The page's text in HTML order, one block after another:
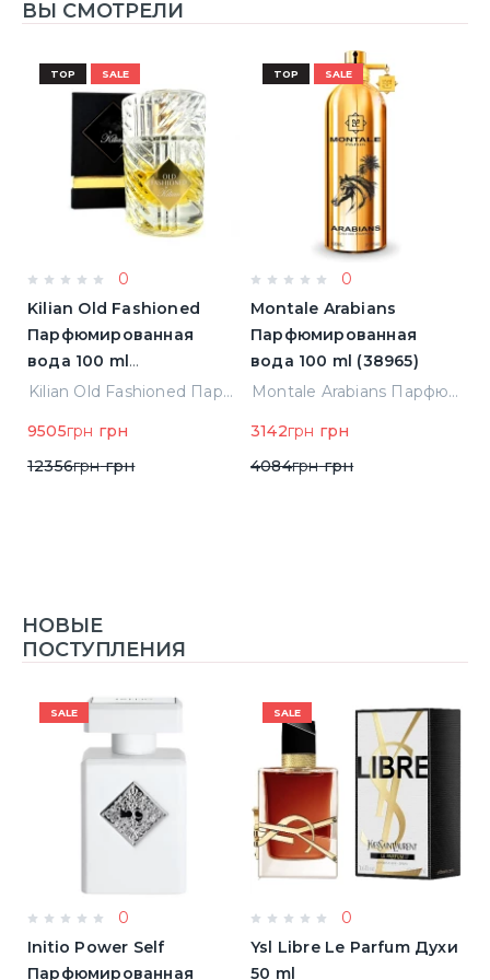
ВЫ СМОТРЕЛИ
TOP SALE
0
Kilian Old Fashioned
Парфюмированная
вода 100 ml
(3700550240723)
Kilian Old Fashioned Парфюмированная вода 100 ml (3700550240723)
9505грн грн
12356грнгрн
TOP SALE
0
Montale Arabians
Парфюмированная
вода 100 ml (38965)
Montale Arabians Парфюмированная вода 100 ml (38965)
3142грн грн
4084грнгрн
НОВЫЕ
ПОСТУПЛЕНИЯ
SALE
0
Initio Power Self
Парфюмированная
SALE
0
Ysl Libre Le Parfum Духи
50 ml